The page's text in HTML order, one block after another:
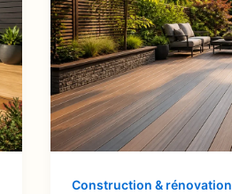
Construction & rénovation